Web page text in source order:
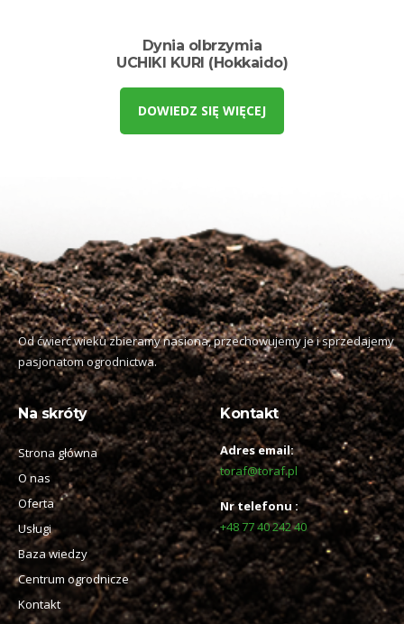
Dynia olbrzymia
UCHIKI KURI (Hokkaido)
DOWIEDZ SIĘ WIĘCEJ
Od ćwierć wieku zbieramy nasiona, przechowujemy je i sprzedajemy
pasjonatom ogrodnictwa.
Na skróty
Strona główna
O nas
Oferta
Usługi
Baza wiedzy
Centrum ogrodnicze
Kontakt
Kontakt
Adres email:
toraf@toraf.pl
Nr telefonu :
+48 77 40 242 40